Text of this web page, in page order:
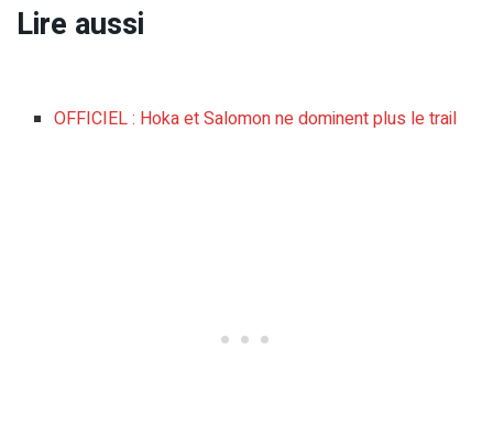
Lire aussi
OFFICIEL : Hoka et Salomon ne dominent plus le trail